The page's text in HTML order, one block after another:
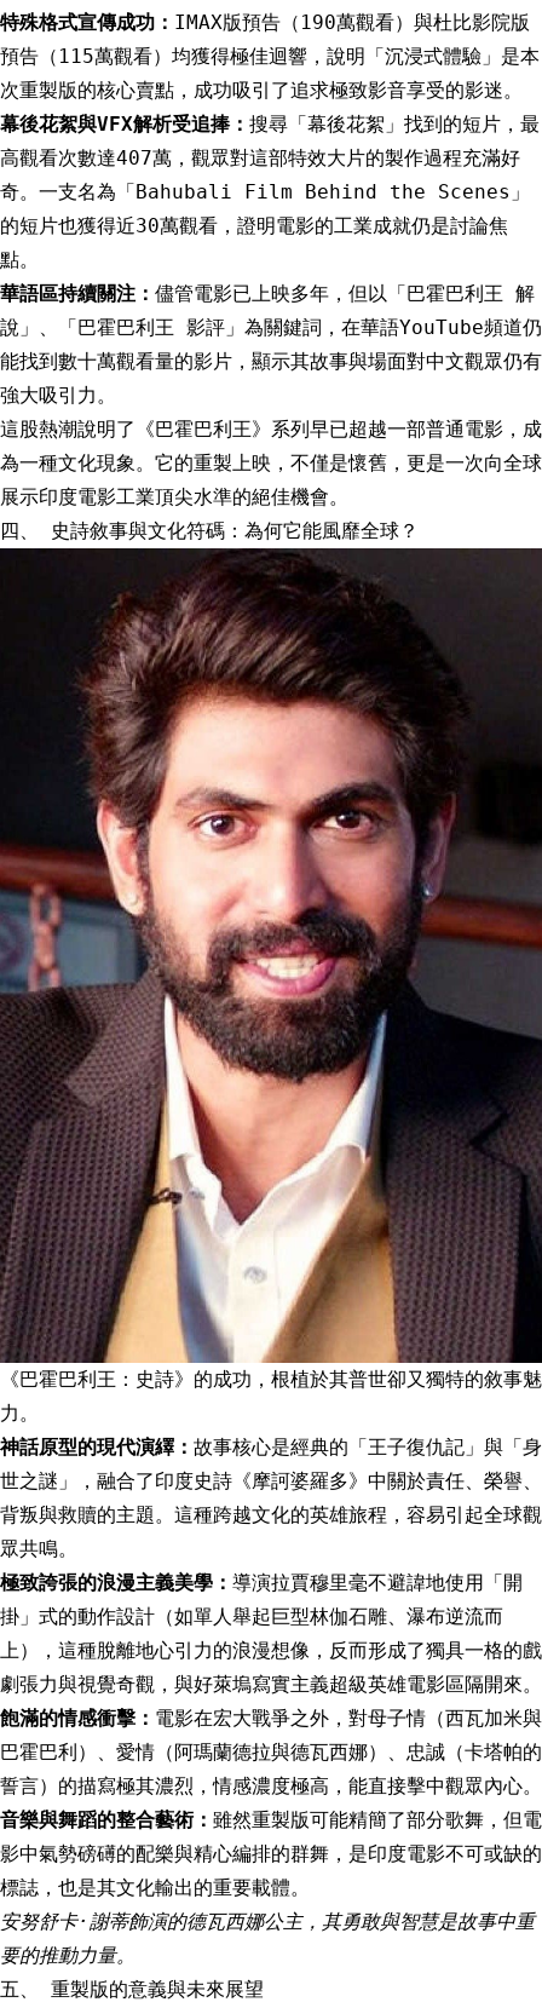
特殊格式宣傳成功： IMAX版預告（190萬觀看）與杜比影院版
預告（115萬觀看）均獲得極佳迴響，說明「沉浸式體驗」是本
次重製版的核心賣點，成功吸引了追求極致影音享受的影迷。
幕後花絮與VFX解析受追捧： 搜尋「幕後花絮」找到的短片，最
高觀看次數達407萬，觀眾對這部特效大片的製作過程充滿好
奇。一支名為「Bahubali Film Behind the Scenes」
的短片也獲得近30萬觀看，證明電影的工業成就仍是討論焦
點。
華語區持續關注： 儘管電影已上映多年，但以「巴霍巴利王 解
說」、「巴霍巴利王 影評」為關鍵詞，在華語YouTube頻道仍
能找到數十萬觀看量的影片，顯示其故事與場面對中文觀眾仍有
強大吸引力。
這股熱潮說明了《巴霍巴利王》系列早已超越一部普通電影，成
為一種文化現象。它的重製上映，不僅是懷舊，更是一次向全球
展示印度電影工業頂尖水準的絕佳機會。
四、 史詩敘事與文化符碼：為何它能風靡全球？
《巴霍巴利王：史詩》的成功，根植於其普世卻又獨特的敘事魅
力。
神話原型的現代演繹： 故事核心是經典的「王子復仇記」與「身
世之謎」，融合了印度史詩《摩訶婆羅多》中關於責任、榮譽、
背叛與救贖的主題。這種跨越文化的英雄旅程，容易引起全球觀
眾共鳴。
極致誇張的浪漫主義美學： 導演拉賈穆里毫不避諱地使用「開
掛」式的動作設計（如單人舉起巨型林伽石雕、瀑布逆流而
上），這種脫離地心引力的浪漫想像，反而形成了獨具一格的戲
劇張力與視覺奇觀，與好萊塢寫實主義超級英雄電影區隔開來。
飽滿的情感衝擊： 電影在宏大戰爭之外，對母子情（西瓦加米與
巴霍巴利）、愛情（阿瑪蘭德拉與德瓦西娜）、忠誠（卡塔帕的
誓言）的描寫極其濃烈，情感濃度極高，能直接擊中觀眾內心。
音樂與舞蹈的整合藝術： 雖然重製版可能精簡了部分歌舞，但電
影中氣勢磅礡的配樂與精心編排的群舞，是印度電影不可或缺的
標誌，也是其文化輸出的重要載體。
安努舒卡·謝蒂飾演的德瓦西娜公主，其勇敢與智慧是故事中重
要的推動力量。
五、 重製版的意義與未來展望